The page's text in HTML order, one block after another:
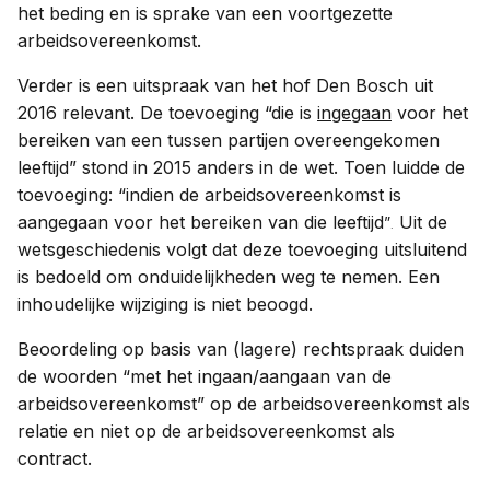
het beding en is sprake van een voortgezette
arbeidsovereenkomst.
Verder is een uitspraak van het hof Den Bosch uit
2016 relevant. De toevoeging “die is ingegaan voor het
bereiken van een tussen partijen overeengekomen
leeftijd” stond in 2015 anders in de wet. Toen luidde de
toevoeging: “indien de arbeidsovereenkomst is
aangegaan voor het bereiken van die leeftijd” Uit de
wetsgeschiedenis volgt dat deze toevoeging uitsluitend
is bedoeld om onduidelijkheden weg te nemen. Een
inhoudelijke wijziging is niet beoogd.
Beoordeling op basis van (lagere) rechtspraak duiden
de woorden “met het ingaan/aangaan van de
arbeidsovereenkomst” op de arbeidsovereenkomst als
relatie en niet op de arbeidsovereenkomst als
contract.